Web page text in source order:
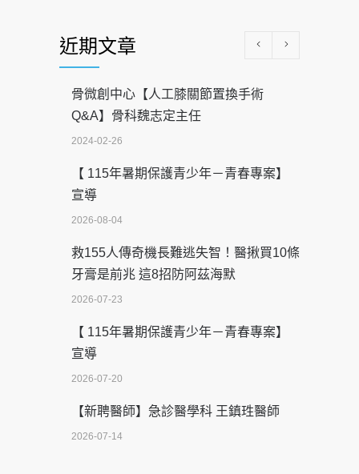
近期文章
骨微創中心【人工膝關節置換手術
Q&A】骨科魏志定主任
2024-02-26
【 115年暑期保護青少年－青春專案】
宣導
2026-08-04
救155人傳奇機長難逃失智！醫揪買10條
牙膏是前兆 這8招防阿茲海默
2026-07-23
【 115年暑期保護青少年－青春專案】
宣導
2026-07-20
【新聘醫師】急診醫學科 王鎮珄醫師
2026-07-14